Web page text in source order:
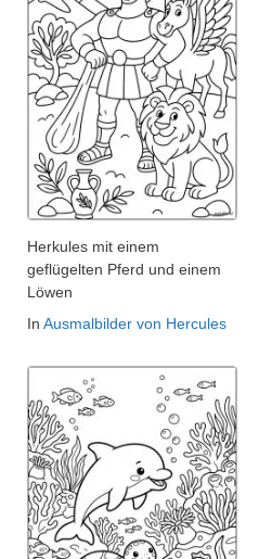
Herkules mit einem
geflügelten Pferd und einem
Löwen
In Ausmalbilder von Hercules